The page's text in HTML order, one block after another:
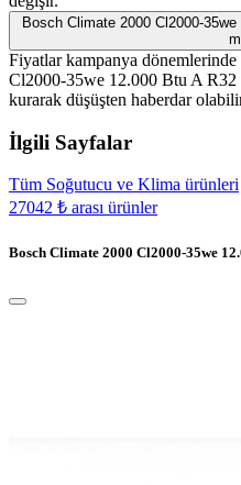
Bosch Climate 2000 Cl2000-
Fiyatlar kampanya
Cl2000-35we 12.000 Btu A
kurarak düşüşten haberdar
İlgili Sayfalar
Tüm Soğutucu ve Klima ürünleri
27042 ₺ arası ürünler
Bosch Climate 2000 Cl2000-35we